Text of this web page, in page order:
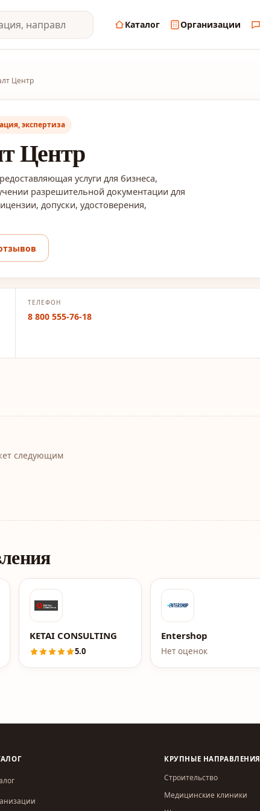
Каталог Организации
Центр
экспертиза
Центр
услуги для бизнеса,
разрешительной документации для
допуски, удостоверения,
ТЕЛЕФОН
8 800 555-76-18
следующим
Лаборатория (ССЛ)
KETAI CONSULTING
5.0
Entershop
Нет оценок
КРУПНЫЕ НАПРАВЛЕНИЯ
Строительство
Медицинские клиники